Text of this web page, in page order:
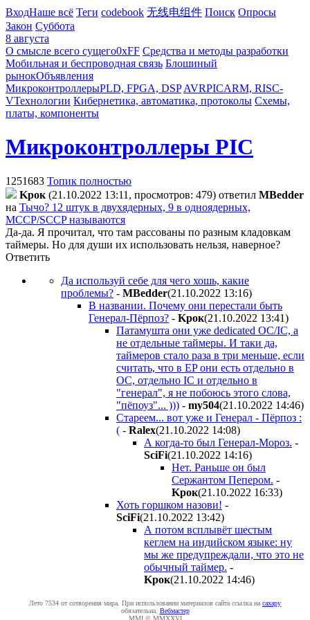
ВходНаше всё Теги codebook 无线电组件 Поиск Опросы
Закон Суббота
8 августа
О смысле всего сущего0xFF Средства и методы разработки
Мобильная и беспроводная связь Блошиный
рынокОбъявления
МикроконтроллерыPLD, FPGA, DSP AVRPICARM, RISC-
VТехнологии Кибернетика, автоматика, протоколы Схемы,
платы, компоненты
Микроконтроллеры PIC
1251683 Топик полностью
Kpoк (21.10.2022 13:11, просмотров: 479) ответил MBedder
на Тычо? 12 штук в двухядерных, 9 в одноядерных,
MCCP/SCCP называются
Да-да. Я прочитал, что там рассованы по разным кладовкам
таймеры. Но для души их использовать нельзя, наверное?
Ответить
Да используй себе для чего хошь, какие
проблемы? - MBedder(21.10.2022 13:16)
В названии. Почему они перестали быть
Генерал-Пёрпоз? - Kpoк(21.10.2022 13:41)
Патамушта они уже dedicated OC/IC, а
не отдельные таймеры. И таки да,
таймеров стало раза в три меньше, если
считать, что в EP они есть отдельно в
OC, отдельно IC и отдельно в
"генерал", я не побоюсь этого слова,
"пёпоуз"... ))) - my504(21.10.2022 14:46)
Стареем... вот уже и Генерал - Пёрпоз :
( - Ralex(21.10.2022 14:08)
А когда-то был Генерал-Мороз. -
SciFi(21.10.2022 14:16)
Нет. Раньше он был
Сержантом Пепером. -
Kpoк(21.10.2022 16:33)
Хоть горшком назови! -
SciFi(21.10.2022 13:42)
А потом всплывёт шестым
кеглем на индийском языке: ну
мы же предупреждали, что это не
обычный таймер. -
Kpoк(21.10.2022 14:46)
Лето 7534 от сотворения мира. При использовании материалов сайта ссылка на caxapу
обязательна. Вебмастер
MMI © MMXXVI